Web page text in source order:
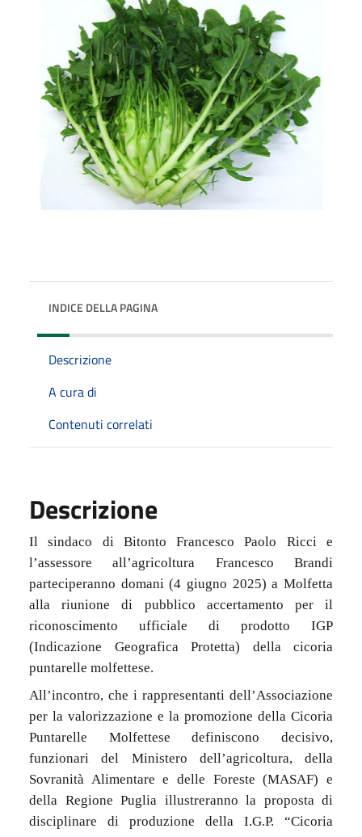
INDICE DELLA PAGINA
Descrizione
A cura di
Contenuti correlati
Descrizione
Il sindaco di Bitonto Francesco Paolo Ricci e
l’assessore all’agricoltura Francesco Brandi
parteciperanno domani (4 giugno 2025) a Molfetta
alla riunione di pubblico accertamento per il
riconoscimento ufficiale di prodotto IGP
(Indicazione Geografica Protetta) della cicoria
puntarelle molfettese.
All’incontro, che i rappresentanti dell’Associazione
per la valorizzazione e la promozione della Cicoria
Puntarelle Molfettese definiscono decisivo,
funzionari del Ministero dell’agricoltura, della
Sovranità Alimentare e delle Foreste (MASAF) e
della Regione Puglia illustreranno la proposta di
disciplinare di produzione della I.G.P. “Cicoria